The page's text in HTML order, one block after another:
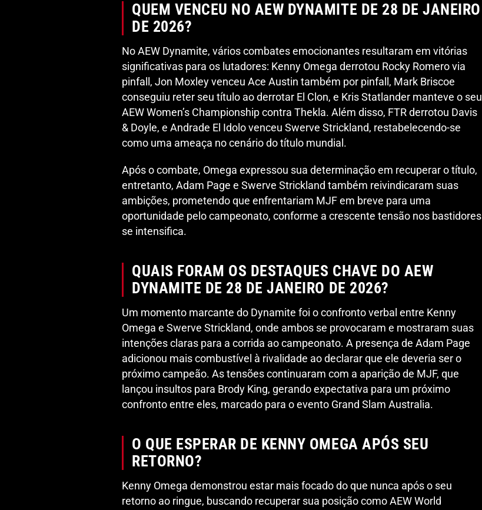
QUEM VENCEU NO AEW DYNAMITE DE 28 DE JANEIRO
DE 2026?
No AEW Dynamite, vários combates emocionantes resultaram em vitórias
significativas para os lutadores: Kenny Omega derrotou Rocky Romero via
pinfall, Jon Moxley venceu Ace Austin também por pinfall, Mark Briscoe
conseguiu reter seu título ao derrotar El Clon, e Kris Statlander manteve o seu
AEW Women’s Championship contra Thekla. Além disso, FTR derrotou Davis
& Doyle, e Andrade El Idolo venceu Swerve Strickland, restabelecendo-se
como uma ameaça no cenário do título mundial.
Após o combate, Omega expressou sua determinação em recuperar o título,
entretanto, Adam Page e Swerve Strickland também reivindicaram suas
ambições, prometendo que enfrentariam MJF em breve para uma
oportunidade pelo campeonato, conforme a crescente tensão nos bastidores
se intensifica.
QUAIS FORAM OS DESTAQUES CHAVE DO AEW
DYNAMITE DE 28 DE JANEIRO DE 2026?
Um momento marcante do Dynamite foi o confronto verbal entre Kenny
Omega e Swerve Strickland, onde ambos se provocaram e mostraram suas
intenções claras para a corrida ao campeonato. A presença de Adam Page
adicionou mais combustível à rivalidade ao declarar que ele deveria ser o
próximo campeão. As tensões continuaram com a aparição de MJF, que
lançou insultos para Brody King, gerando expectativa para um próximo
confronto entre eles, marcado para o evento Grand Slam Australia.
O QUE ESPERAR DE KENNY OMEGA APÓS SEU
RETORNO?
Kenny Omega demonstrou estar mais focado do que nunca após o seu
retorno ao ringue, buscando recuperar sua posição como AEW World